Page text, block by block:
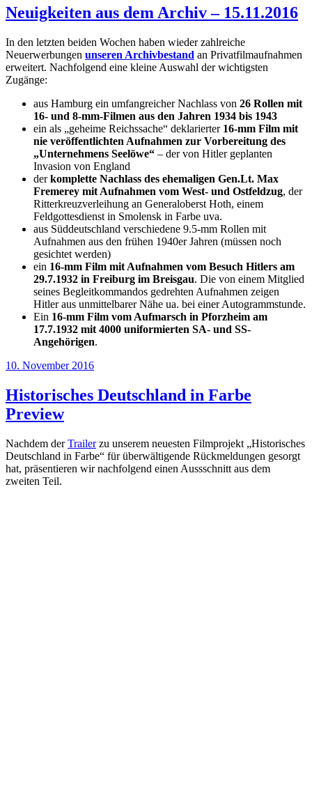
Neuigkeiten aus dem Archiv – 15.11.2016
In den letzten beiden Wochen haben wieder zahlreiche
Neuerwerbungen unseren Archivbestand an Privatfilmaufnahmen
erweitert. Nachfolgend eine kleine Auswahl der wichtigsten
Zugänge:
aus Hamburg ein umfangreicher Nachlass von 26 Rollen mit
16- und 8-mm-Filmen aus den Jahren 1934 bis 1943
ein als „geheime Reichssache“ deklarierter 16-mm Film mit
nie veröffentlichten Aufnahmen zur Vorbereitung des
„Unternehmens Seelöwe“ – der von Hitler geplanten
Invasion von England
derkomplette Nachlass des ehemaligen Gen.Lt. Max
Fremerey mit Aufnahmen vom West- und Ostfeldzug, der
Ritterkreuzverleihung an Generaloberst Hoth, einem
Feldgottesdienst in Smolensk in Farbe uva.
aus Süddeutschland verschiedene 9.5-mm Rollen mit
Aufnahmen aus den frühen 1940er Jahren (müssen noch
gesichtet werden)
ein 16-mm Film mit Aufnahmen vom Besuch Hitlers am
29.7.1932 in Freiburg im Breisgau. Die von einem Mitglied
seines Begleitkommandos gedrehten Aufnahmen zeigen
Hitler aus unmittelbarer Nähe ua. bei einer Autogrammstunde.
Ein 16-mm Film vom Aufmarsch in Pforzheim am
17.7.1932 mit 4000 uniformierten SA- und SS-
Angehörigen.
Veröffentlicht
10. November 2016
Historisches Deutschland in Farbe
Preview
Nachdem derTrailerzu unserem neuesten Filmprojekt „Historisches
Deutschland in Farbe“ für überwältigende Rückmeldungen gesorgt
hat, präsentieren wir nachfolgend einen Aussschnitt aus dem
zweiten Teil.